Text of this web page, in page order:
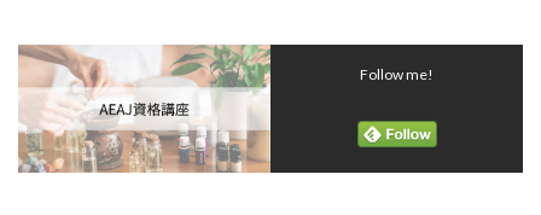
Follow me!